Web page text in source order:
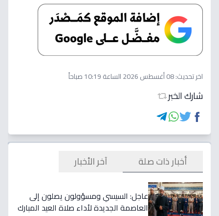
اخر تحديث:08 أغسطس 2026 الساعة 10:19 صباحاً
شارك الخبر
أخبار ذات صلة آخر الأخبار
عاجل: السيسي ومسؤولون يصلون إلى
العاصمة الجديدة لأداء صلاة العيد المبارك